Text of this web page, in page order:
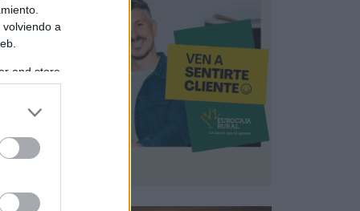
a
and store
grant or